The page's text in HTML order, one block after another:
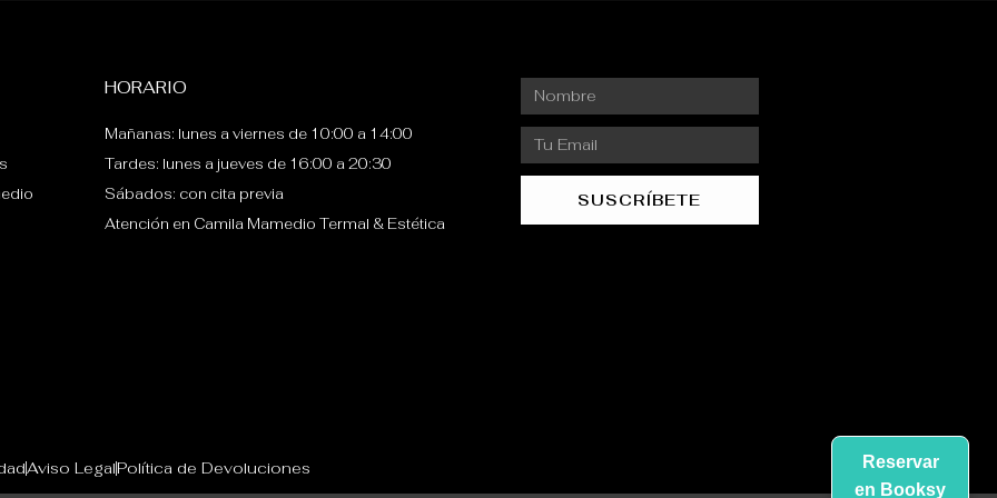
HORARIO
Mañanas: lunes a viernes de 10:00 a 14:00
Tardes: lunes a jueves de 16:00 a 20:30
Sábados: con cita previa
Atención en Camila Mamedio Termal & Estética
Nombre
Email
SUSCRÍBETE
Aviso LegalPolítica de Devoluciones
Reservar
en Booksy